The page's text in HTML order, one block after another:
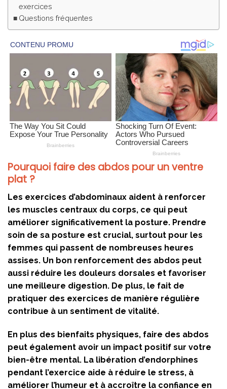
exercices
Questions fréquentes
Pourquoi faire des abdos pour un ventre
plat ?
Les exercices d’abdominaux aident à renforcer
les muscles centraux du corps, ce qui peut
améliorer significativement la posture. Prendre
soin de sa posture est crucial, surtout pour les
femmes qui passent de nombreuses heures
assises. Un bon renforcement des abdos peut
aussi réduire les douleurs dorsales et favoriser
une meilleure digestion. De plus, le fait de
pratiquer des exercices de manière régulière
contribue à un sentiment de vitalité.
En plus des bienfaits physiques, faire des abdos
peut également avoir un impact positif sur votre
bien-être mental. La libération d’endorphines
pendant l’exercice aide à réduire le stress, à
améliorer l’humeur et à accroître la confiance en